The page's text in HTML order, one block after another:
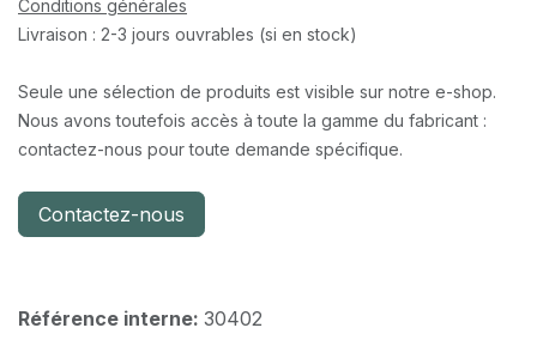
Conditions générales
Livraison : 2-3 jours ouvrables (si en stock)
Seule une sélection de produits est visible sur notre e-shop.
Nous avons toutefois accès à toute la gamme du fabricant :
contactez-nous pour toute demande spécifique.
Contactez-nous
Référence interne: 30402